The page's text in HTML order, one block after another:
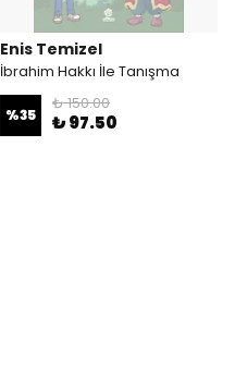
Enis Temizel
İbrahim Hakkı İle Tanışma
%35
₺ 150.00
₺ 97.50